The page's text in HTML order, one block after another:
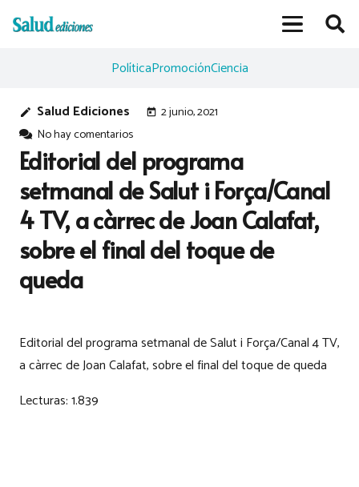
PolíticaPromociónCiencia
edit Salud Ediciones today 2 junio, 2021
No hay comentarios
Editorial del programa
setmanal de Salut i Força/Canal
4 TV, a càrrec de Joan Calafat,
sobre el final del toque de
queda
Editorial del programa setmanal de Salut i Força/Canal 4 TV,
a càrrec de Joan Calafat, sobre el final del toque de queda
Lecturas:1.839